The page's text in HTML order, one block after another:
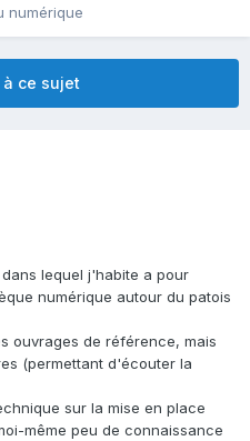
numérique
à ce sujet
lequel j'habite a pour
numérique autour du patois
ouvrages de référence, mais
(permettant d'écouter la
sur la mise en place
même peu de connaissance